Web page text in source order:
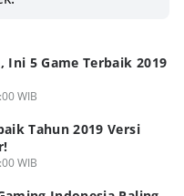
Ini 5 Game Terbaik 2019
WIB
Tahun 2019 Versi
WIB